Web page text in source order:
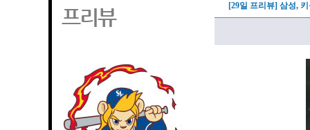
프리뷰 [29일 프리뷰] 삼성,